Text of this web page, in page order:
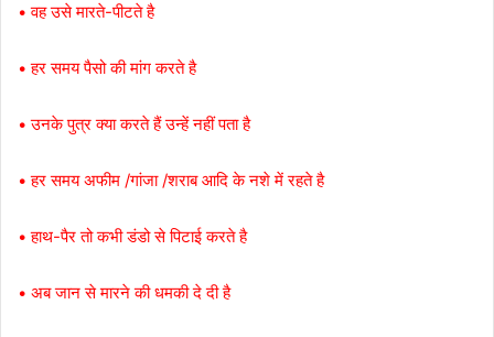
• वह उसे मारते-पीटते है
• हर समय पैसो की मांग करते है
• उनके पुत्र क्या करते हैं उन्हें नहीं पता है
• हर समय अफीम /गांजा /शराब आदि के नशे में रहते है
• हाथ-पैर तो कभी डंडो से पिटाई करते है
• अब जान से मारने की धमकी दे दी है